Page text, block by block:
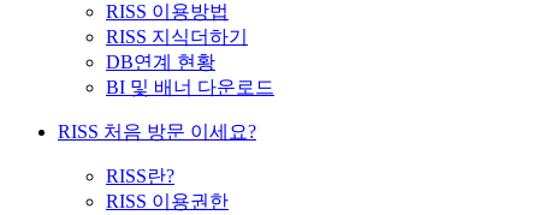
RISS 이용방법
RISS 지식더하기
DB연계 현황
BI 및 배너 다운로드
RISS 처음 방문 이세요?
RISS란?
RISS 이용권한